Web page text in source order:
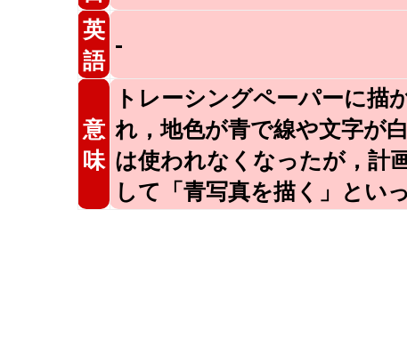
英
語
-
意
味
トレーシングペーパーに描
れ，地色が青で線や文字が
は使われなくなったが，計
して「青写真を描く」とい